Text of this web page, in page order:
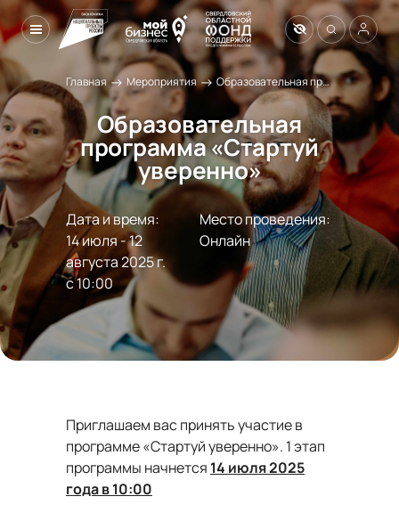
Главная→Мероприятия→ Образовательная программа «Стартуй уверенно»
Образовательная
программа «Стартуй
уверенно»
Дата и время:
14 июля - 12
августа 2025 г.
с 10:00
Место проведения:
Онлайн
Приглашаем вас принять участие в
программе «Стартуй уверенно». 1 этап
программы начнется 14 июля 2025
года в 10:00